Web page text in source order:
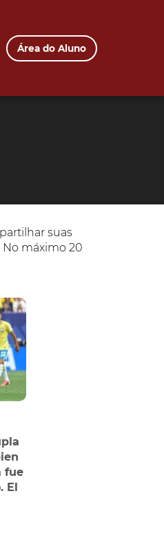
Área do Aluno
suas
No máximo 20
fue
El